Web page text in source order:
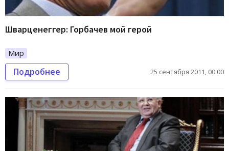
Шварценеггер: Горбачев мой герой
Мир
Подробнее 25 сентября 2011, 00:00